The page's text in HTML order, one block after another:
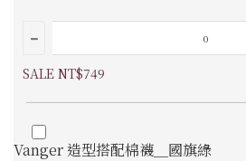
SALE NT$749
Vanger 造型搭配棉襪＿國旗綠